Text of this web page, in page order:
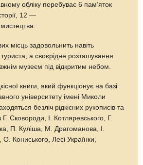
обліку перебуває 6 пам’яток
12 —
місць задовольнить навіть
а своєрідне розташування
музеєм під відкритим небом.
книги, який функціонує на базі
університету імені Миколи
безліч рідкісних рукописів та
Г. Сковороди, І. Котляревського, Г.
П. Куліша, М. Драгоманова, І.
Кониського, Лесі Українки,